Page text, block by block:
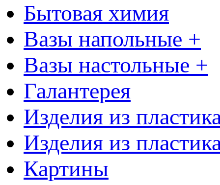
Бытовая химия
Вазы напольные +
Вазы настольные +
Галантерея
Изделия из
Изделия из
Картины